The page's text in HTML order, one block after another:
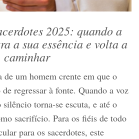
2025: quando a
a sua essência e volta a
caminhar
um homem crente em que o
regressar à fonte. Quando a voz
silêncio torna-se escuta, e até o
sacrifício. Para os fiéis de todo
para os sacerdotes, este